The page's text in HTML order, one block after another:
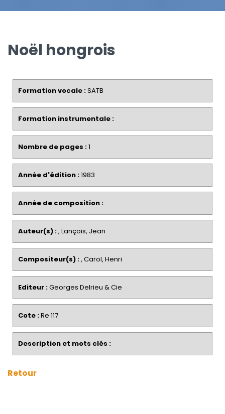
Noël hongrois
Formation vocale :SATB
Formation instrumentale :
Nombre de pages :1
Année d'édition :1983
Année de composition :
Auteur(s) :, Lançois, Jean
Compositeur(s) :, Carol, Henri
Editeur :Georges Delrieu & Cie
Cote :Re 117
Description et mots clés :
Retour